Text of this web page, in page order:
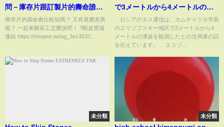
問－庫存片跟訂製片的壽命誰比
較長！？
庫存片的壽命會比較短嗎？ 又有甚麼差異
呢？ 一起來聽長工怎麼說吧！ ?蝦皮賣場
連結 https://shopee.tw/ug_3xc3537...
で3メートルから4メートルの津
波を観測(2025年7月30日)
ロシアのタス通信は、カムチャツカ半島
のエリゾフスキー地区で3メートルから4
メートルの津波を観測したとの当局者の話
を伝えています。 エリゾ...
未分類 未分類